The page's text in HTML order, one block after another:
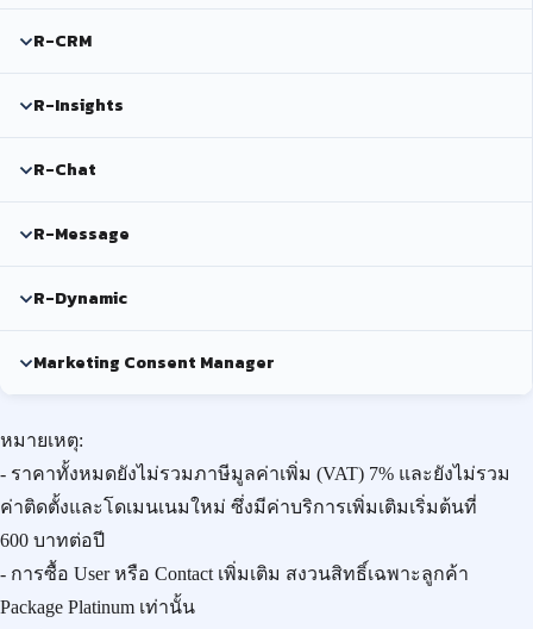
R-CRM
R-Insights
R-Chat
R-Message
R-Dynamic
Marketing Consent Manager
หมายเหตุ:
- ราคาทั้งหมดยังไม่รวมภาษีมูลค่าเพิ่ม (VAT) 7% และยังไม่รวม
ค่าติดตั้งและโดเมนเนมใหม่ ซึ่งมีค่าบริการเพิ่มเติมเริ่มต้นที่
600 บาทต่อปี
- การซื้อ User หรือ Contact เพิ่มเติม สงวนสิทธิ์เฉพาะลูกค้า
Package Platinum เท่านั้น